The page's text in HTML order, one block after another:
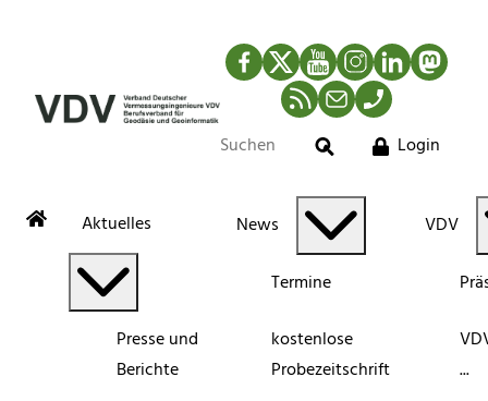
Facebook
TwitterYouTubeInstagram
LinkedIn
RSS-Newsfeed
MailTelefon
Suche
Login
Aktuelles
Presse und
Berichte
News
Termine
kostenlose
Probezeitschrift
VDV
...